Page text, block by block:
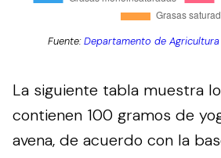
Fuente:Departamento de Agricultura
La siguiente tabla muestra
contienen 100 gramos de
avena, de acuerdo con la